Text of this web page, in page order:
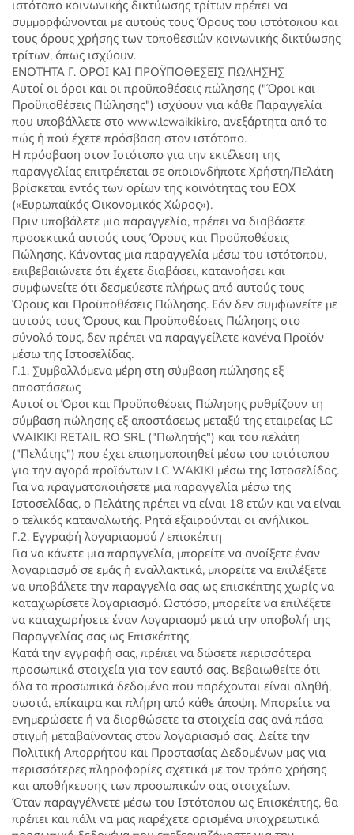
ιστότοπο κοινωνικής δικτύωσης τρίτων πρέπει να
συμμορφώνονται με αυτούς τους Όρους του ιστότοπου και
τους όρους χρήσης των τοποθεσιών κοινωνικής δικτύωσης
τρίτων, όπως ισχύουν.
ΕΝΟΤΗΤΑ Γ. ΟΡΟΙ ΚΑΙ ΠΡΟΫΠΟΘΕΣΕΙΣ ΠΩΛΗΣΗΣ
Αυτοί οι όροι και οι προϋποθέσεις πώλησης ("Όροι και
Προϋποθέσεις Πώλησης") ισχύουν για κάθε Παραγγελία
που υποβάλλετε στο www.lcwaikiki.ro, ανεξάρτητα από το
πώς ή πού έχετε πρόσβαση στον ιστότοπο.
Η πρόσβαση στον Ιστότοπο για την εκτέλεση της
παραγγελίας επιτρέπεται σε οποιονδήποτε Χρήστη/Πελάτη
βρίσκεται εντός των ορίων της κοινότητας του ΕΟΧ
(«Ευρωπαϊκός Οικονομικός Χώρος»).
Πριν υποβάλετε μια παραγγελία, πρέπει να διαβάσετε
προσεκτικά αυτούς τους Όρους και Προϋποθέσεις
Πώλησης. Κάνοντας μια παραγγελία μέσω του ιστότοπου,
επιβεβαιώνετε ότι έχετε διαβάσει, κατανοήσει και
συμφωνείτε ότι δεσμεύεστε πλήρως από αυτούς τους
Όρους και Προϋποθέσεις Πώλησης. Εάν δεν συμφωνείτε με
αυτούς τους Όρους και Προϋποθέσεις Πώλησης στο
σύνολό τους, δεν πρέπει να παραγγείλετε κανένα Προϊόν
μέσω της Ιστοσελίδας.
Γ.1. Συμβαλλόμενα μέρη στη σύμβαση πώλησης εξ
αποστάσεως
Αυτοί οι Όροι και Προϋποθέσεις Πώλησης ρυθμίζουν τη
σύμβαση πώλησης εξ αποστάσεως μεταξύ της εταιρείας LC
WAIKIKI RETAIL RO SRL ("Πωλητής") και του πελάτη
("Πελάτης") που έχει επισημοποιηθεί μέσω του ιστότοπου
για την αγορά προϊόντων LC WAKIKI μέσω της Ιστοσελίδας.
Για να πραγματοποιήσετε μια παραγγελία μέσω της
Ιστοσελίδας, ο Πελάτης πρέπει να είναι 18 ετών και να είναι
ο τελικός καταναλωτής. Ρητά εξαιρούνται οι ανήλικοι.
Γ.2. Εγγραφή λογαριασμού / επισκέπτη
Για να κάνετε μια παραγγελία, μπορείτε να ανοίξετε έναν
λογαριασμό σε εμάς ή εναλλακτικά, μπορείτε να επιλέξετε
να υποβάλετε την παραγγελία σας ως επισκέπτης χωρίς να
καταχωρίσετε λογαριασμό. Ωστόσο, μπορείτε να επιλέξετε
να καταχωρήσετε έναν Λογαριασμό μετά την υποβολή της
Παραγγελίας σας ως Επισκέπτης.
Κατά την εγγραφή σας, πρέπει να δώσετε περισσότερα
προσωπικά στοιχεία για τον εαυτό σας. Βεβαιωθείτε ότι
όλα τα προσωπικά δεδομένα που παρέχονται είναι αληθή,
σωστά, επίκαιρα και πλήρη από κάθε άποψη. Μπορείτε να
ενημερώσετε ή να διορθώσετε τα στοιχεία σας ανά πάσα
στιγμή μεταβαίνοντας στον λογαριασμό σας. Δείτε την
Πολιτική Απορρήτου και Προστασίας Δεδομένων μας για
περισσότερες πληροφορίες σχετικά με τον τρόπο χρήσης
και αποθήκευσης των προσωπικών σας στοιχείων.
Όταν παραγγέλνετε μέσω του Ιστότοπου ως Επισκέπτης, θα
πρέπει και πάλι να μας παρέχετε ορισμένα υποχρεωτικά